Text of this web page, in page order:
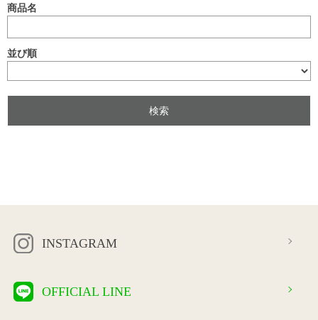
商品名
並び順
INSTAGRAM
OFFICIAL LINE